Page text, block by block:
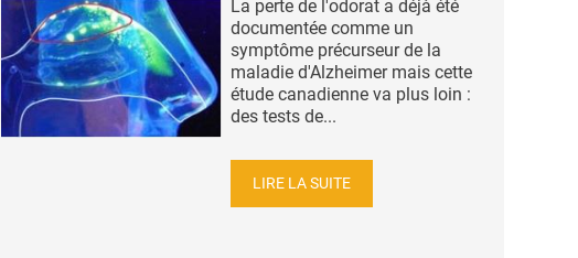
La perte de l'odorat a déjà été
documentée comme un
symptôme précurseur de la
maladie d'Alzheimer mais cette
étude canadienne va plus loin :
des tests de...
LIRE LA SUITE